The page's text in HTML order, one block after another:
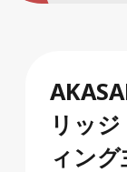
リッ
ィン